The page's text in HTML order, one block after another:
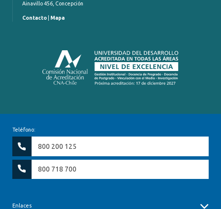
Ainavillo 456, Concepción
Contacto Mapa
Teléfono:
800 200 125
800 718 700
Enlaces